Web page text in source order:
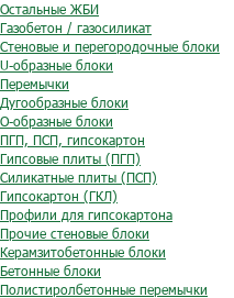
Остальные ЖБИ
Газобетон / газосиликат
Стеновые и перегородочные блоки
U-образные блоки
Перемычки
Дугообразные блоки
O-образные блоки
ПГП, ПСП, гипсокартон
Гипсовые плиты (ПГП)
Силикатные плиты (ПСП)
Гипсокартон (ГКЛ)
Профили для гипсокартона
Прочие стеновые блоки
Керамзитобетонные блоки
Бетонные блоки
Полистиролбетонные перемычки